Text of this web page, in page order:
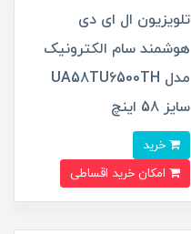
تلویزیون ال ای دی
هوشمند سام الکترونیک
مدل UA58TU6500TH
سایز 58 اینچ